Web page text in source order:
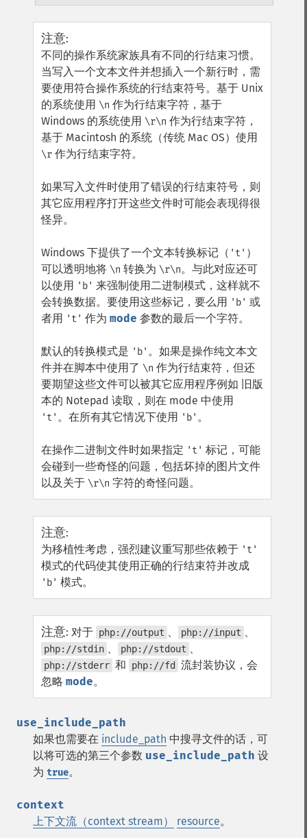
注意:
不同的操作系统家族具有不同的行结束习惯。
当写入一个文本文件并想插入一个新行时，需
要使用符合操作系统的行结束符号。基于 Unix
的系统使用 \n 作为行结束字符，基于
Windows 的系统使用 \r\n 作为行结束字符，
基于 Macintosh 的系统（传统 Mac OS）使用
\r 作为行结束字符。
如果写入文件时使用了错误的行结束符号，则
其它应用程序打开这些文件时可能会表现得很
怪异。
Windows 下提供了一个文本转换标记（ 't' ）
可以透明地将 \n 转换为 \r\n。与此对应还可
以使用 'b' 来强制使用二进制模式，这样就不
会转换数据。要使用这些标记，要么用 'b' 或
者用 't' 作为 mode 参数的最后一个字符。
默认的转换模式是 'b' 。如果是操作纯文本文
件并在脚本中使用了 \n 作为行结束符，但还
要期望这些文件可以被其它应用程序例如 旧版
本的 Notepad 读取，则在 mode 中使用
't' 。在所有其它情况下使用 'b' 。
在操作二进制文件时如果指定 't' 标记，可能
会碰到一些奇怪的问题，包括坏掉的图片文件
以及关于 \r\n 字符的奇怪问题。
注意:
为移植性考虑，强烈建议重写那些依赖于 't'
模式的代码使其使用正确的行结束符并改成
'b' 模式。
注意: 对于 php://output 、 php://input 、
php://stdin 、 php://stdout 、
php://stderr 和 php://fd
流封装协议，会
忽略 mode。
use_include_path
如果也需要在 include_path 中搜寻文件的话，可
以将可选的第三个参数 use_include_path 设
为 true。
context
上下文流（context stream）
resource。